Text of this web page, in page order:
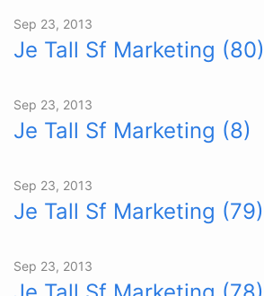
Sep 23, 2013
Je Tall Sf Marketing (80)
Sep 23, 2013
Je Tall Sf Marketing (8)
Sep 23, 2013
Je Tall Sf Marketing (79)
Sep 23, 2013